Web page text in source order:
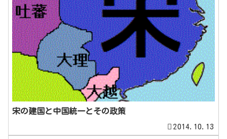
宋の建国と中国統一とその政策
2014.10.13